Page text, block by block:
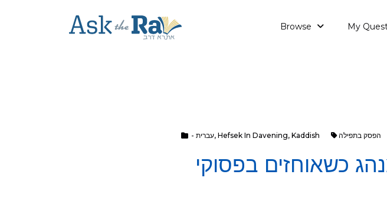
Browse My
- עברית, Hefsek In Davening, Kaddish הפסק בתפילה
כשאוחזים בפסוקי